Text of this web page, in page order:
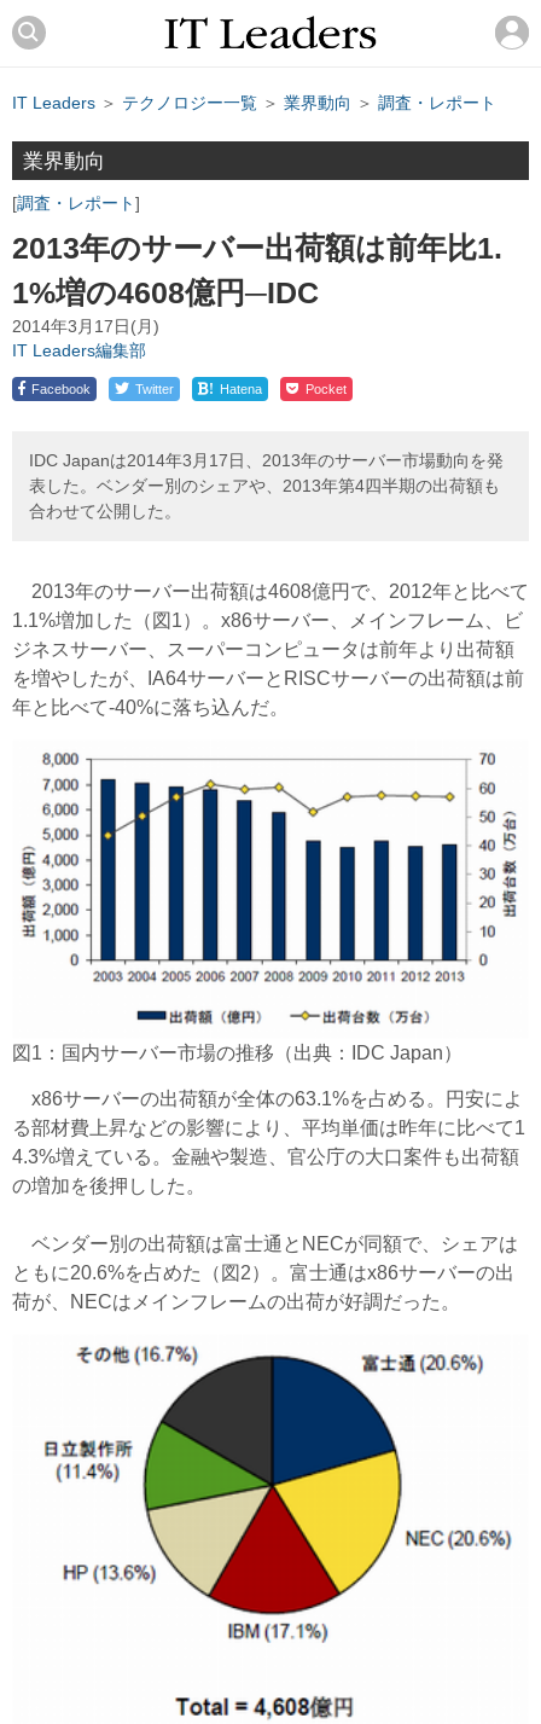
IT Leaders ＞ テクノロジー一覧 ＞ 業界動向 ＞ 調査・レポート
業界動向
調査・レポート
2013年のサーバー出荷額は前年比1.
1%増の4608億円─IDC
2014年3月17日(月)
IT Leaders編集部
Facebook Twitter ! Hatena Pocket
IDC Japanは2014年3月17日、2013年のサーバー市場動向を発
表した。ベンダー別のシェアや、2013年第4四半期の出荷額も
合わせて公開した。
2013年のサーバー出荷額は4608億円で、2012年と比べて
1.1%増加した（図1）。x86サーバー、メインフレーム、ビ
ジネスサーバー、スーパーコンピュータは前年より出荷額
を増やしたが、IA64サーバーとRISCサーバーの出荷額は前
年と比べて-40%に落ち込んだ。
図1：国内サーバー市場の推移（出典：IDC Japan）
x86サーバーの出荷額が全体の63.1%を占める。円安によ
る部材費上昇などの影響により、平均単価は昨年に比べて1
4.3%増えている。金融や製造、官公庁の大口案件も出荷額
の増加を後押しした。
ベンダー別の出荷額は富士通とNECが同額で、シェアは
ともに20.6%を占めた（図2）。富士通はx86サーバーの出
荷が、NECはメインフレームの出荷が好調だった。